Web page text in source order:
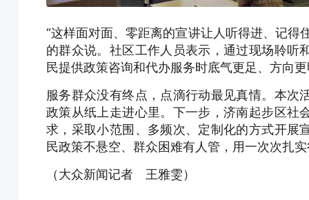
“这样面对面、零距离的宣讲让人听得进、记得
的群众说。社区工作人员表示，通过现场聆听
民提供政策咨询和代办服务时底气更足、方向
服务群众没有终点，点滴行动最见真情。本次
政策从纸上走进心里。下一步，济南起步区社
求，采取小范围、多频次、定制化的方式开展
民政策不悬空、群众困难有人管，用一次次扎
（大众新闻记者 王雅雯）